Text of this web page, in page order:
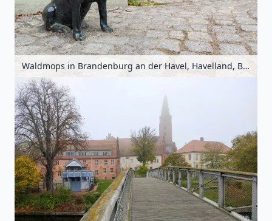
Waldmops in Brandenburg an der Havel, Havelland, Brandenburg, Deutschland